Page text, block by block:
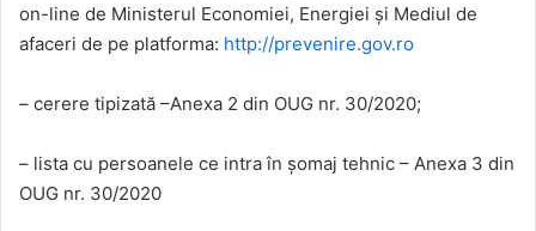
on-line de Ministerul Economiei, Energiei și Mediul de
afaceri de pe platforma: http://prevenire.gov.ro
– cerere tipizată –Anexa 2 din OUG nr. 30/2020;
– lista cu persoanele ce intra în șomaj tehnic – Anexa 3 din
OUG nr. 30/2020